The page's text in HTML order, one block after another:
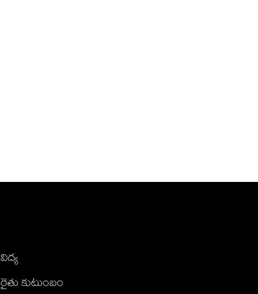
విద్య
రైతు కుటుంబం